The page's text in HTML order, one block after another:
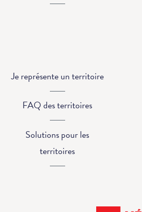
Je représente un territoire
FAQ des territoires
Solutions pour les
territoires